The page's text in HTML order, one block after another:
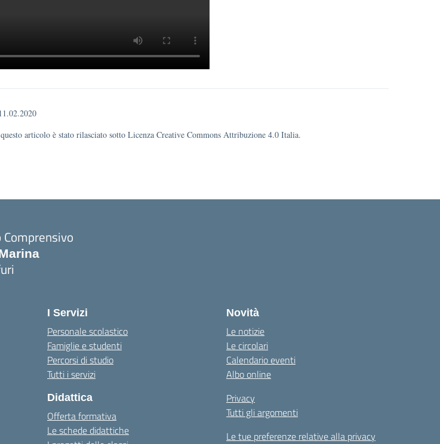
11.02.2020
articolo è stato rilasciato sotto Licenza Creative Commons Attribuzione 4.0 Italia.
I Servizi
Personale scolastico
Famiglie e studenti
Percorsi di studio
Tutti i servizi
Didattica
Offerta formativa
Le schede didattiche
Novità
Le notizie
Le circolari
Calendario eventi
Albo online
Privacy
Tutti gli argomenti
Le tue preferenze relative alla privacy